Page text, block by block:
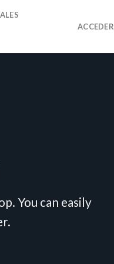
ACCEDER
You can easily